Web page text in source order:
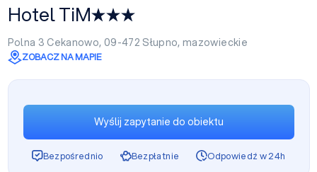
Hotel TiM
Polna 3 Cekanowo, 09-472 Słupno,mazowieckie
ZOBACZ NA MAPIE
Wyślij zapytanie do obiektu
Bezpośrednio Bezpłatnie Odpowiedź w 24h